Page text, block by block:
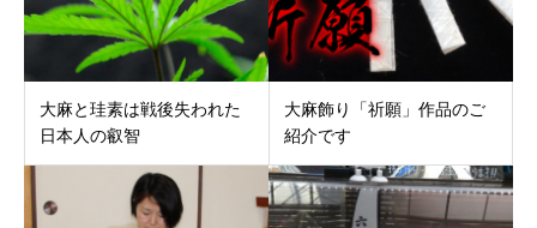
大麻と珪素は戦後失われた
日本人の叡智
大麻飾り「祈願」作品のご
紹介です